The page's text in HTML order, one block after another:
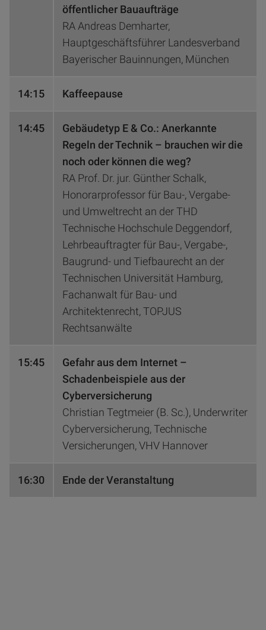
öffentlicher Bauaufträge
RA Andreas Demharter,
Hauptgeschäftsführer Landesverband
Bayerischer Bauinnungen, München
14:15 Kaffeepause
14:45
Gebäudetyp E & Co.: Anerkannte
Regeln der Technik – brauchen wir die
noch oder können die weg?
RA Prof. Dr. jur. Günther Schalk,
Honorarprofessor für Bau-, Vergabe-
und Umweltrecht an der THD
Technische Hochschule Deggendorf,
Lehrbeauftragter für Bau-, Vergabe-,
Baugrund- und Tiefbaurecht an der
Technischen Universität Hamburg,
Fachanwalt für Bau- und
Architektenrecht, TOPJUS
Rechtsanwälte
15:45
Gefahr aus dem Internet –
Schadenbeispiele aus der
Cyberversicherung
Christian Tegtmeier (B. Sc.), Underwriter
Cyberversicherung, Technische
Versicherungen, VHV Hannover
16:30 Ende der Veranstaltung